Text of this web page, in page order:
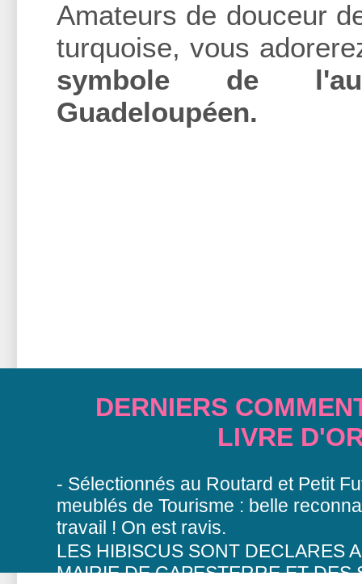
Amateurs de douceur
turquoise, vous
symbole de
Guadeloupéen.
DERNIERS
LIVRE
- Sélectionnés au Routard et Petit
meublés de Tourisme : belle
travail ! On est ravis.
LES HIBISCUS SONT DECLARES
MAIRIE DE CAPESTERRE ET DES